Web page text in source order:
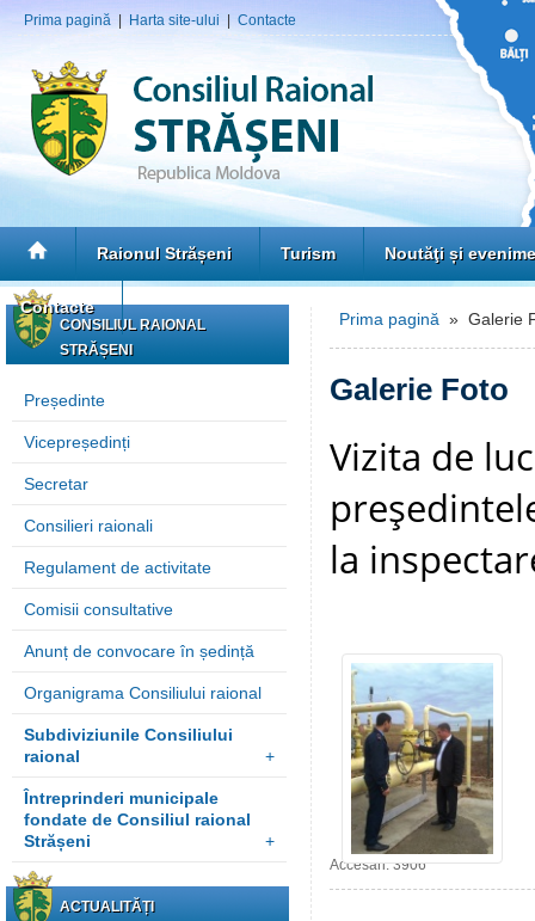
Prima pagină Harta site-ului Contacte
Raionul Strășeni Turism Noutăţi și
Contacte
CONSILIUL RAIONAL
STRĂȘENI
Președinte
Vicepreședinți
Secretar
Consilieri raionali
Regulament de activitate
Comisii consultative
Anunț de convocare în ședință
Organigrama Consiliului raional
Subdiviziunile Consiliului
raional
+
Întreprinderi municipale
fondate de Consiliul raional
Strășeni
+
ACTUALITĂȚI
Prima pagină » Galerie
Galerie Foto
Vizita de
la
Accesări: 3906